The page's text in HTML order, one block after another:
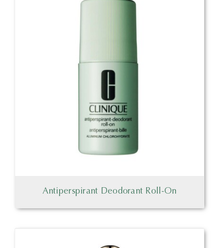
Antiperspirant Deodorant Roll-On